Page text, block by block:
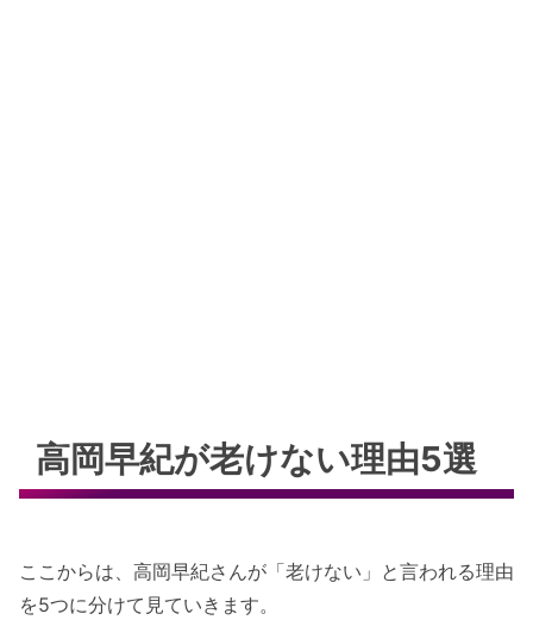
高岡早紀が老けない理由5選
ここからは、高岡早紀さんが「老けない」と言われる理由
を5つに分けて見ていきます。